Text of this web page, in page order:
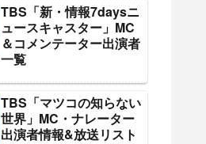
TBS「新・情報7daysニ
ュースキャスター」MC
＆コメンテーター出演者
一覧
TBS「マツコの知らない
世界」MC・ナレーター
出演者情報&放送リスト